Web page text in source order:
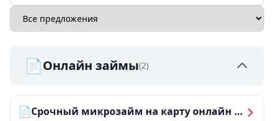
📄Онлайн займы(2)
📄 Срочный микрозайм на карту онлайн — получить деньги за 5 минут